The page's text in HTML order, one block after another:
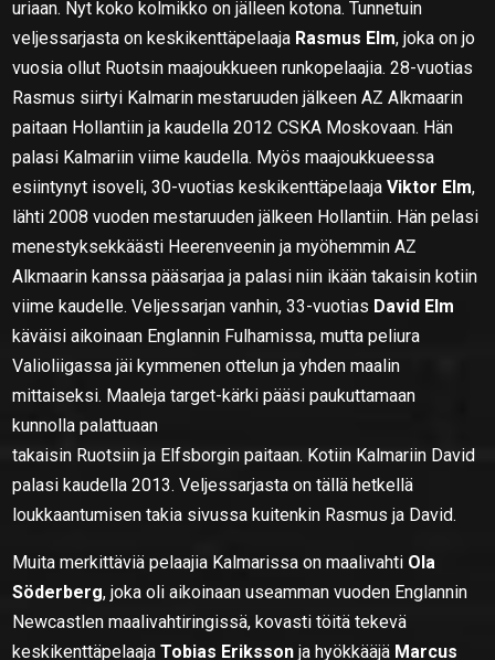
uriaan. Nyt koko kolmikko on jälleen kotona. Tunnetuin
veljessarjasta on keskikenttäpelaaja Rasmus Elm, joka on jo
vuosia ollut Ruotsin maajoukkueen runkopelaajia. 28-vuotias
Rasmus siirtyi Kalmarin mestaruuden jälkeen AZ Alkmaarin
paitaan Hollantiin ja kaudella 2012 CSKA Moskovaan. Hän
palasi Kalmariin viime kaudella. Myös maajoukkueessa
esiintynyt isoveli, 30-vuotias keskikenttäpelaajaViktor Elm,
lähti 2008 vuoden mestaruuden jälkeen Hollantiin. Hän pelasi
menestyksekkäästi Heerenveenin ja myöhemmin AZ
Alkmaarin kanssa pääsarjaa ja palasi niin ikään takaisin kotiin
viime kaudelle. Veljessarjan vanhin, 33-vuotias David Elm
käväisi aikoinaan Englannin Fulhamissa, mutta peliura
Valioliigassa jäi kymmenen ottelun ja yhden maalin
mittaiseksi. Maaleja target-kärki pääsi paukuttamaan
kunnolla palattuaan
takaisin Ruotsiin ja Elfsborgin paitaan. Kotiin Kalmariin David
palasi kaudella 2013. Veljessarjasta on tällä hetkellä
loukkaantumisen takia sivussa kuitenkin Rasmus ja David.
Muita merkittäviä pelaajia Kalmarissa on maalivahti Ola
Söderberg, joka oli aikoinaan useamman vuoden Englannin
Newcastlen maalivahtiringissä, kovasti töitä tekevä
keskikenttäpelaajaTobias Eriksson ja hyökkääjä Marcus